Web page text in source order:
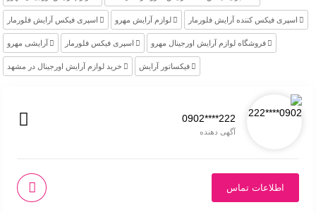
اسپری فیکس کننده آرایش فلورمار لوازم آرایش مهرو اسپری فیکس آرایش فلورمار
فروشگاه لوازم آرایش اورجینال مهرو اسپری فیکس فلورمار آرایشی مهرو
فیکساتور آرایش خرید لوازم آرایش اورجینال در مشهد
0902****222
آگهی دهنده
اطلاعات تماس